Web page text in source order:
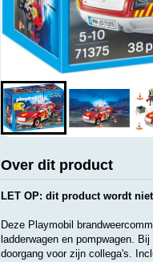
Over dit product
LET OP: dit product wordt
Deze Playmobil
ladderwagen en pompwagen.
doorgang voor zijn collega's.